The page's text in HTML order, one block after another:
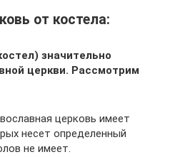
от костела:
значительно
церкви. Рассмотрим
церковь имеет
несет определенный
не имеет.